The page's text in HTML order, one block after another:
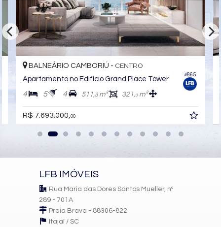
#865
BALNEÁRIO CAMBORIÚ - CENTRO
Apartamento no Edifício Grand Place Tower
4 5 4 511,3m² 321,0m²
R$ 7.693.000,00
LFB IMÓVEIS
Rua Maria das Dores Santos Mueller, nº
289 - 701A
Praia Brava - 88306-822
Itajaí / SC